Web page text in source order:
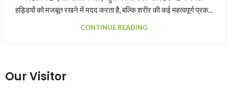
हड्डियों को मजबूत रखने में मदद करता है, बल्कि शरीर की कई महत्वपूर्ण प्रक...
CONTINUE READING
Our Visitor